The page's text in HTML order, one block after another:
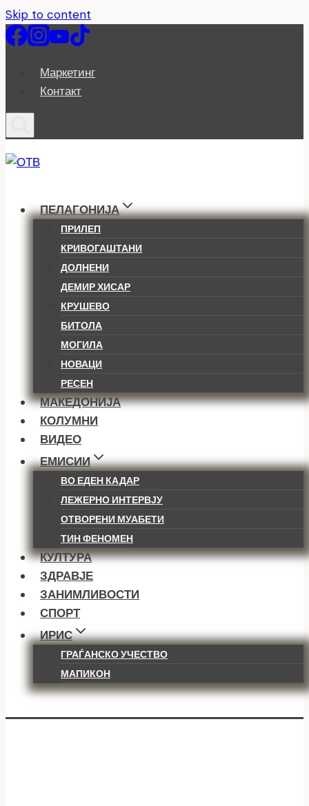
Skip to content
Маркетинг
Контакт
ПЕЛАГОНИЈА
ПРИЛЕП
КРИВОГАШТАНИ
ДОЛНЕНИ
ДЕМИР ХИСАР
КРУШЕВО
БИТОЛА
МОГИЛА
НОВАЦИ
РЕСЕН
МАКЕДОНИЈА
КОЛУМНИ
ВИДЕО
ЕМИСИИ
ВО ЕДЕН КАДАР
ЛЕЖЕРНО ИНТЕРВЈУ
ОТВОРЕНИ МУАБЕТИ
ТИН ФЕНОМЕН
КУЛТУРА
ЗДРАВЈЕ
ЗАНИМЛИВОСТИ
СПОРТ
ИРИС
ГРАЃАНСКО УЧЕСТВО
МАПИКОН